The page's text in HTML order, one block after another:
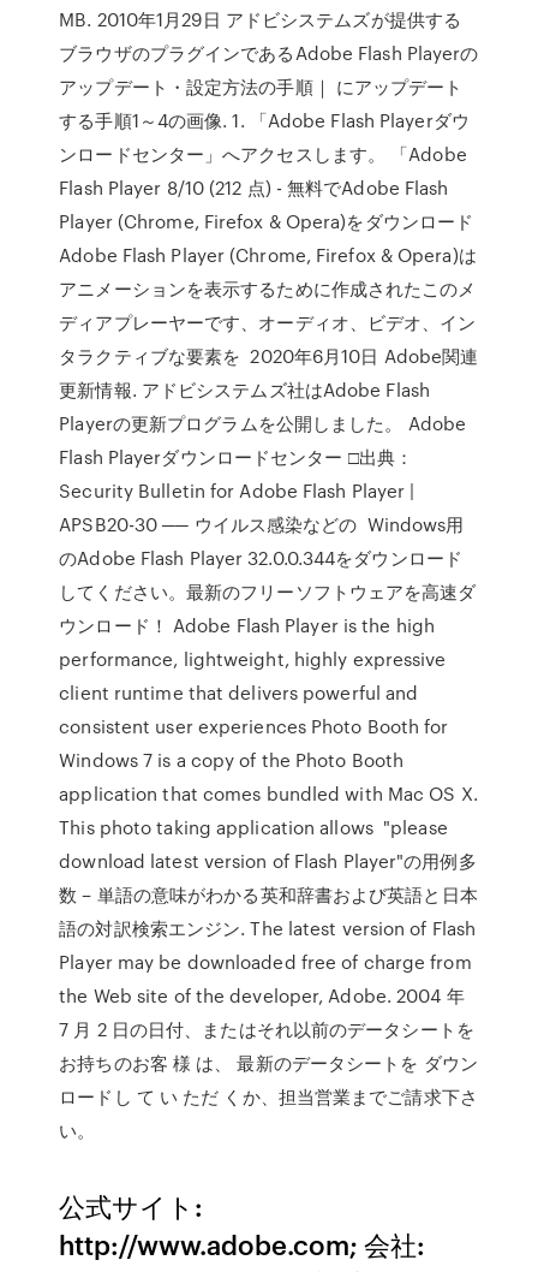
MB. 2010年1月29日 アドビシステムズが提供する
ブラウザのプラグインであるAdobe Flash Playerの
アップデート・設定方法の手順｜ にアップデート
する手順1～4の画像. 1. 「Adobe Flash Playerダウ
ンロードセンター」へアクセスします。 「Adobe
Flash Player 8/10 (212 点) - 無料でAdobe Flash
Player (Chrome, Firefox & Opera)をダウンロード
Adobe Flash Player (Chrome, Firefox & Opera)は
アニメーションを表示するために作成されたこのメ
ディアプレーヤーです、オーディオ、ビデオ、イン
タラクティブな要素を 2020年6月10日 Adobe関連
更新情報. アドビシステムズ社はAdobe Flash
Playerの更新プログラムを公開しました。 Adobe
Flash Playerダウンロードセンター □出典：
Security Bulletin for Adobe Flash Player |
APSB20-30 ── ウイルス感染などの Windows用
のAdobe Flash Player 32.0.0.344をダウンロード
してください。最新のフリーソフトウェアを高速ダ
ウンロード！ Adobe Flash Player is the high
performance, lightweight, highly expressive
client runtime that delivers powerful and
consistent user experiences Photo Booth for
Windows 7 is a copy of the Photo Booth
application that comes bundled with Mac OS X.
This photo taking application allows "please
download latest version of Flash Player"の用例多
数 – 単語の意味がわかる英和辞書および英語と日本
語の対訳検索エンジン. The latest version of Flash
Player may be downloaded free of charge from
the Web site of the developer, Adobe. 2004 年
7 月 2 日の日付、またはそれ以前のデータシートを
お持ちのお客 様 は、 最新のデータシートを ダウン
ロードし て い ただ くか、担当営業までご請求下さ
い。
公式サイト:
http://www.adobe.com; 会社: